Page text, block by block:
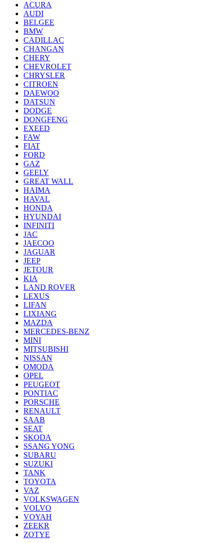
ACURA
AUDI
BELGEE
BMW
CADILLAC
CHANGAN
CHERY
CHEVROLET
CHRYSLER
CITROEN
DAEWOO
DATSUN
DODGE
DONGFENG
EXEED
FAW
FIAT
FORD
GAZ
GEELY
GREAT WALL
HAIMA
HAVAL
HONDA
HYUNDAI
INFINITI
JAC
JAECOO
JAGUAR
JEEP
JETOUR
KIA
LAND ROVER
LEXUS
LIFAN
LIXIANG
MAZDA
MERCEDES-BENZ
MINI
MITSUBISHI
NISSAN
OMODA
OPEL
PEUGEOT
PONTIAC
PORSCHE
RENAULT
SAAB
SEAT
SKODA
SSANG YONG
SUBARU
SUZUKI
TANK
TOYOTA
VAZ
VOLKSWAGEN
VOLVO
VOYAH
ZEEKR
ZOTYE